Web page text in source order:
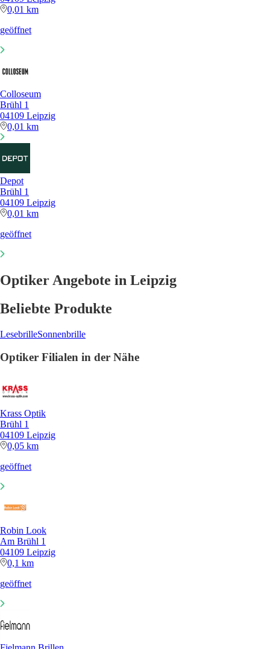
0,01 km
geöffnet
Colloseum
Brühl 1
04109 Leipzig
0,01 km
Depot
Brühl 1
04109 Leipzig
0,01 km
geöffnet
Optiker Angebote in Leipzig
Beliebte Produkte
LesebrilleSonnenbrille
Optiker Filialen in der Nähe
Krass Optik
Brühl 1
04109 Leipzig
0,05 km
geöffnet
Robin Look
Am Brühl 1
04109 Leipzig
0,1 km
geöffnet